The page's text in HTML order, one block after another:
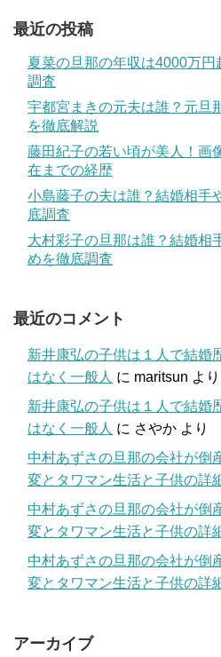
最近の投稿
夏菜の旦那の年収は4000万
調査
宇都宮まきの元夫は誰？元旦
を徹底解説
藤田紀子の若い頃が美人！画
在までの経歴
小島藤子の夫は誰？結婚相手
底調査
大村彩子の旦那は誰？結婚相
めを徹底調査
最近のコメント
新井康弘の子供は１人で結婚
はなく一般人 に maritsun より
新井康弘の子供は１人で結婚
はなく一般人 に さやか より
中村あずさの旦那の会社が倒
変とタワマン生活と子供の詳
中村あずさの旦那の会社が倒
変とタワマン生活と子供の詳
中村あずさの旦那の会社が倒
変とタワマン生活と子供の詳
アーカイブ